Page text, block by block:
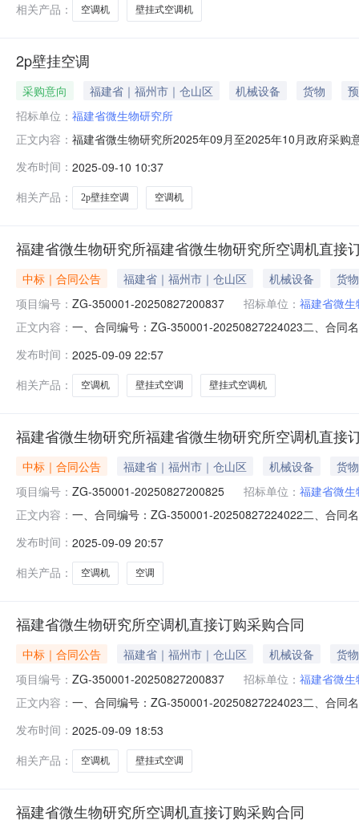
相关产品：
空调机 壁挂式空调机
2p壁挂空调
采购意向 福建省｜福州市｜仓山区 机械设备 货物
招标单位： 福建省微生物研究所
正文内容： 福建省微生物研究所2025年09月至2025年10月政府采
室温度和湿度稳定需满足的要求:保持实验室温度和湿度
发布时间： 2025-09-10 10:37
相关产品：
2p壁挂空调 空调机
福建省微生物研究所福建省微生物研究所空调机直接
中标｜合同公告 福建省｜福州市｜仓山区 机械设备
货物
项目编号： ZG-350001-20250827200837 招标单位： 福建省微
正文内容： 一、合同编号：ZG-350001-20250827224023二、合同
址：福建省福州市台江区新港街道联系方式：
发布时间： 2025-09-09 22:57
相关产品：
空调机 壁挂式空调 壁挂式空调机
福建省微生物研究所福建省微生物研究所空调机直接
中标｜合同公告 福建省｜福州市｜仓山区 机械设备
货物
项目编号： ZG-350001-20250827200825 招标单位： 福建省微
正文内容： 一、合同编号：ZG-350001-20250827224022二、合同
址：福建省福州市台江区新港街道联系方式：
发布时间： 2025-09-09 20:57
相关产品：
空调机 空调
福建省微生物研究所空调机直接订购采购合同
中标｜合同公告 福建省｜福州市｜仓山区 机械设备
货物
项目编号： ZG-350001-20250827200837 招标单位： 福建省微
正文内容： 一、合同编号：ZG-350001-20250827224023二、合同
司地址：福建省福州市台江区新港街道联系方式：
发布时间： 2025-09-09 18:53
相关产品：
空调机 壁挂式空调
福建省微生物研究所空调机直接订购采购合同